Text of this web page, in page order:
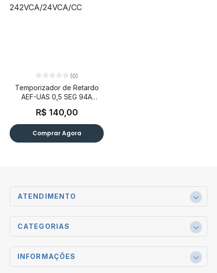
(0)
Temporizador de Retardo
AEF-UAS 0,5 SEG 94A
R$ 140,00
Comprar Agora
CATEGORIAS
INFORMAÇÕES
ATENDIMENTO